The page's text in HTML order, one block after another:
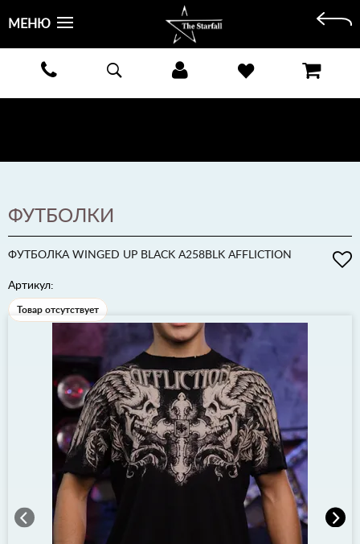
БЕСПЛАТНАЯ ДОСТАВКА КУРЬЕРОМ ИЛИ ПОЧТОЙ ПО ВСЕЙ РОССИИ! ОПЛАТА ПРИ ПОЛУЧЕНИИ
ПОДРОБНЕЕ >
МЕНЮ
ФУТБОЛКИ
ФУТБОЛКА WINGED UP BLACK A258BLK AFFLICTION
Артикул:
Товар отсутствует